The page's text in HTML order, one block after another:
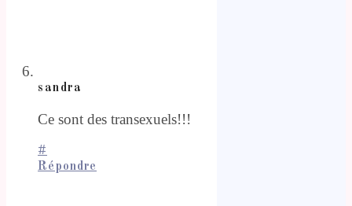
sandra
Ce sont des transexuels!!!
#
Répondre